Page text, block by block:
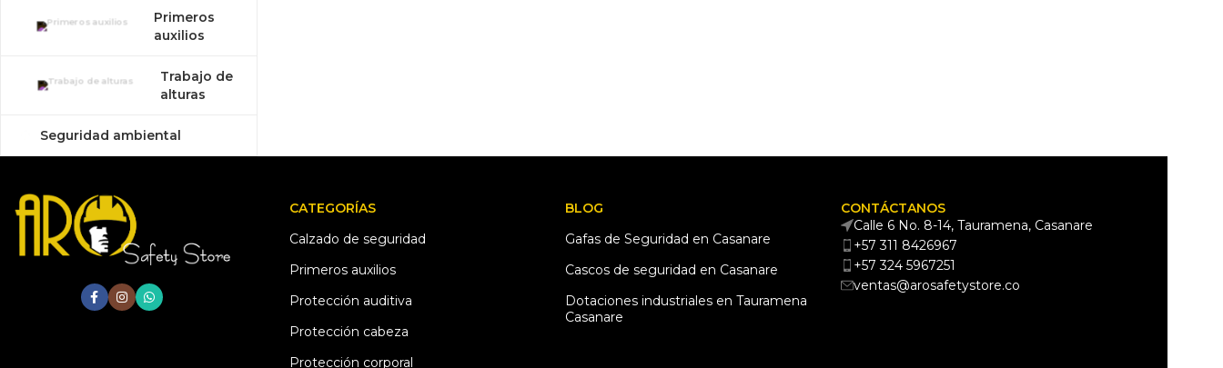
Primeros
auxilios
Trabajo de
alturas
Seguridad ambiental
CATEGORÍAS
Calzado de seguridad
Primeros auxilios
Protección auditiva
Protección cabeza
Protección corporal
BLOG
Gafas de Seguridad en Casanare
Cascos de seguridad en Casanare
Dotaciones industriales en Tauramena
Casanare
CONTÁCTANOS
Calle 6 No. 8-14, Tauramena, Casanare
+57 311 8426967
+57 324 5967251
ventas@arosafetystore.co